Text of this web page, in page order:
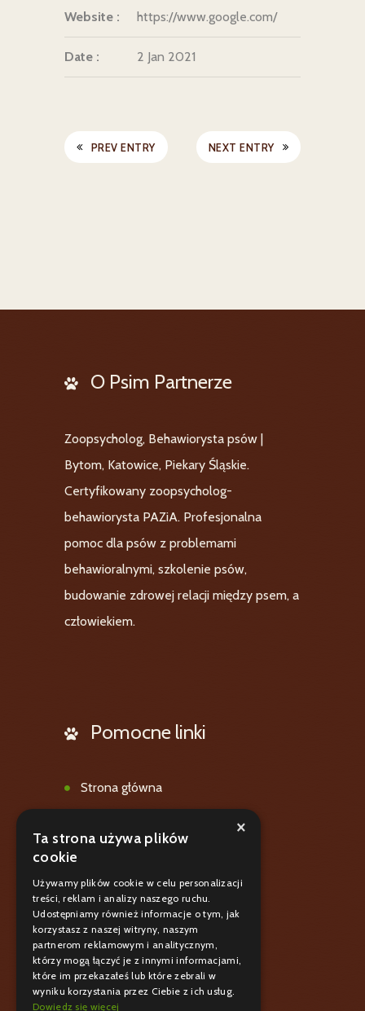
Website : https://www.google.com/
Date : 2 Jan 2021
PREV ENTRY NEXT ENTRY
O Psim Partnerze
Zoopsycholog, Behawiorysta psów |
Bytom, Katowice, Piekary Śląskie.
Certyfikowany zoopsycholog-
behawiorysta PAZiA. Profesjonalna
pomoc dla psów z problemami
behawioralnymi, szkolenie psów,
budowanie zdrowej relacji między psem, a
człowiekiem.
Pomocne linki
Strona główna
Galeria
Polityka prywatnośći
Kontakt
×
Ta strona używa plików
cookie
Używamy plików cookie w celu personalizacji
treści, reklam i analizy naszego ruchu.
Udostępniamy również informacje o tym, jak
korzystasz z naszej witryny, naszym
partnerom reklamowym i analitycznym,
którzy mogą łączyć je z innymi informacjami,
które im przekazałeś lub które zebrali w
wyniku korzystania przez Ciebie z ich usług.
Dowiedz się więcej